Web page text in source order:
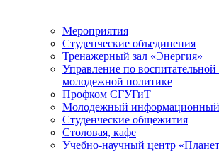
Мероприятия
Студенческие объединения
Тренажерный зал «Энергия»
Управление по воспитательной
молодежной политике
Профком СГУГиТ
Молодежный информационный
Студенческие общежития
Столовая, кафе
Учебно-научный центр